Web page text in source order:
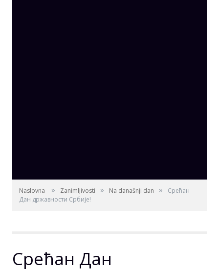
Naslovna » Zanimljivosti » Na današnji dan »
Срећан
Дан државности Србије!
Срећан Дан